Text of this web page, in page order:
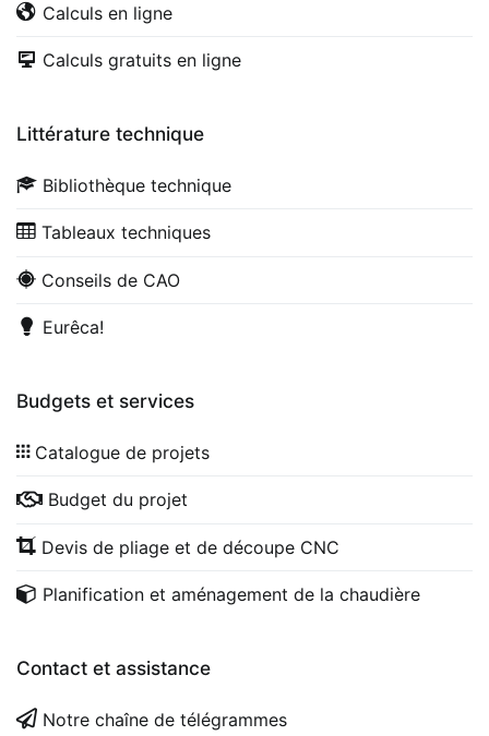
Calculs en ligne
Calculs gratuits en ligne
Littérature technique
Bibliothèque technique
Tableaux techniques
Conseils de CAO
Eurêca!
Budgets et services
Catalogue de projets
Budget du projet
Devis de pliage et de découpe CNC
Planification et aménagement de la chaudière
Contact et assistance
Notre chaîne de télégrammes